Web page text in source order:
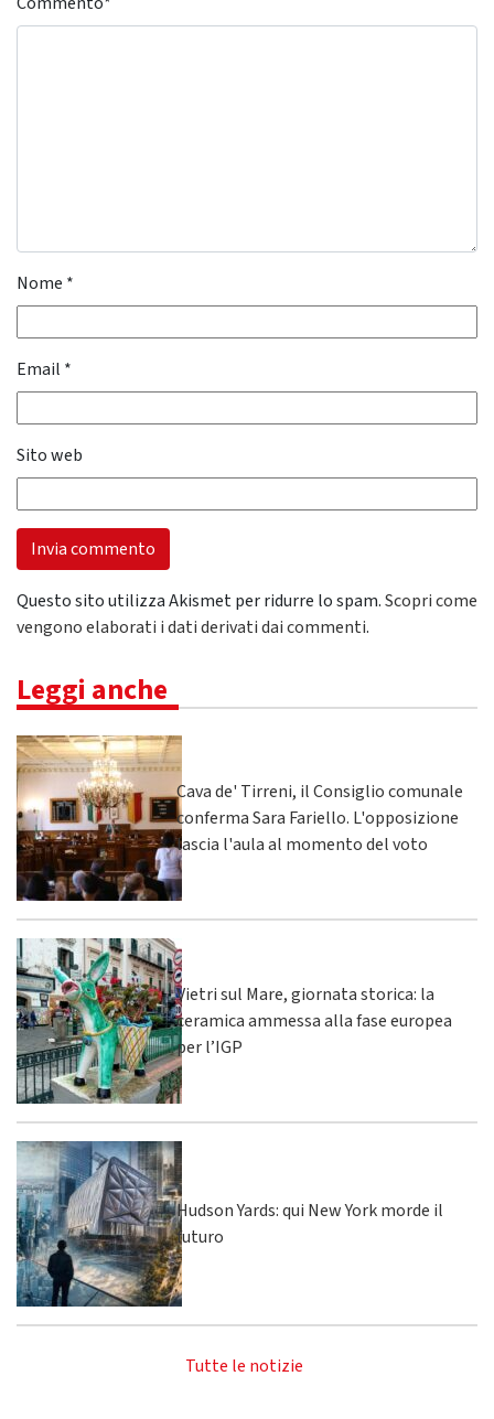
Nome *
Email *
Sito web
Questo sito utilizza Akismet per ridurre lo spam.Scopri come
vengono elaborati i dati derivati dai commenti.
Leggi anche
Cava de' Tirreni, il Consiglio comunale
conferma Sara Fariello. L'opposizione
lascia l'aula al momento del voto
Vietri sul Mare, giornata storica: la
ceramica ammessa alla fase europea
per l’IGP
Hudson Yards: qui New York morde il
futuro
Tutte le notizie